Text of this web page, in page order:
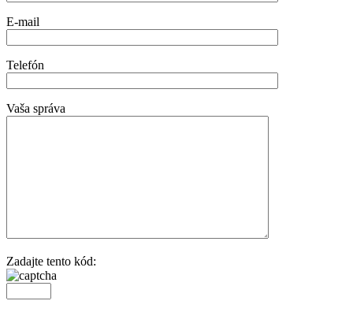
E-mail
Telefón
Vaša správa
Zadajte tento kód: